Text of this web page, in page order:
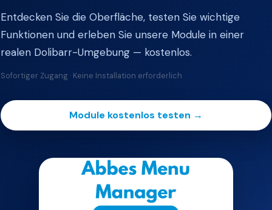
Entdecken Sie die Oberfläche, testen Sie wichtige
Funktionen und erleben Sie unsere Module in einer
realen Dolibarr-Umgebung — kostenlos.
Sofortiger Zugang · Keine Installation erforderlich
Module kostenlos testen →